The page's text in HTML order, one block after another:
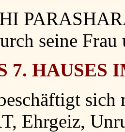
seine
7. HAUSES
sich
Ehrgeiz,